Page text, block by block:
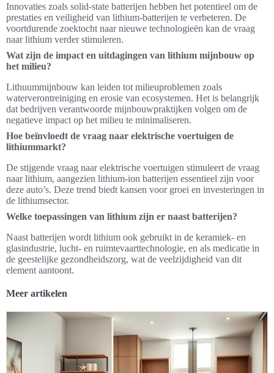
Innovaties zoals solid-state batterijen hebben het potentieel om de
prestaties en veiligheid van lithium-batterijen te verbeteren. De
voortdurende zoektocht naar nieuwe technologieën kan de vraag
naar lithium verder stimuleren.
Wat zijn de impact en uitdagingen van lithium mijnbouw op
het milieu?
Lithuummijnbouw kan leiden tot milieuproblemen zoals
waterverontreiniging en erosie van ecosystemen. Het is belangrijk
dat bedrijven verantwoorde mijnbouwpraktijken volgen om de
negatieve impact op het milieu te minimaliseren.
Hoe beïnvloedt de vraag naar elektrische voertuigen de
lithiummarkt?
De stijgende vraag naar elektrische voertuigen stimuleert de vraag
naar lithium, aangezien lithium-ion batterijen essentieel zijn voor
deze auto’s. Deze trend biedt kansen voor groei en investeringen in
de lithiumsector.
Welke toepassingen van lithium zijn er naast batterijen?
Naast batterijen wordt lithium ook gebruikt in de keramiek- en
glasindustrie, lucht- en ruimtevaarttechnologie, en als medicatie in
de geestelijke gezondheidszorg, wat de veelzijdigheid van dit
element aantoont.
Meer artikelen